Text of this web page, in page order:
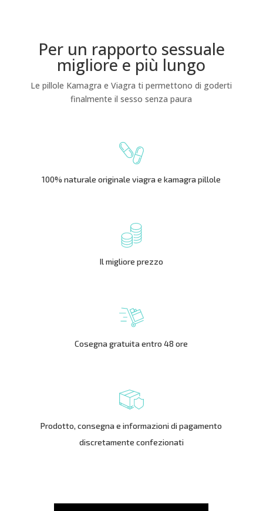
Per un rapporto sessuale
migliore e più lungo
Le pillole Kamagra e Viagra ti permettono di goderti
finalmente il sesso senza paura
100% naturale originale viagra e kamagra pillole
Il migliore prezzo
Cosegna gratuita entro 48 ore
Prodotto, consegna e informazioni di pagamento
discretamente confezionati